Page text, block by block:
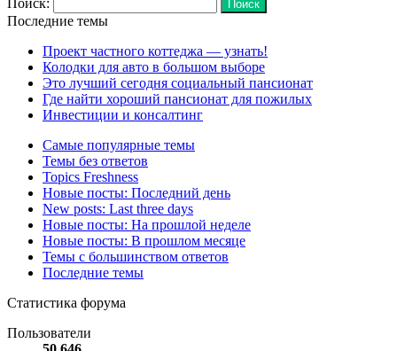
Поиск:
Последние темы
Проект частного коттеджа — узнать!
Колодки для авто в большом выборе
Это лучший сегодня социальный пансионат
Где найти хороший пансионат для пожилых
Инвестиции и консалтинг
Самые популярные темы
Темы без ответов
Topics Freshness
Новые посты: Последний день
New posts: Last three days
Новые посты: На прошлой неделе
Новые посты: В прошлом месяце
Темы с большинством ответов
Последние темы
Статистика форума
Пользователи